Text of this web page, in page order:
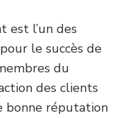
est l’un des
le succès de
du
des clients
bonne réputation